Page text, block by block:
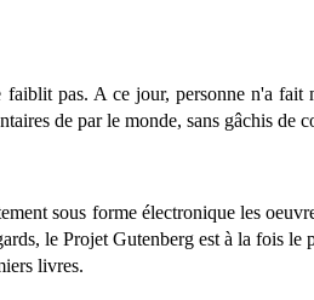
pas. A ce jour, personne n'a
de par le monde, sans gâchis de
sous forme électronique les
le Projet Gutenberg est à la fois
livres.